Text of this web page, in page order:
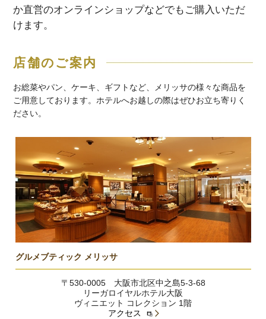
か直営のオンラインショップなどでもご購入いただ
けます。
店舗のご案内
お総菜やパン、ケーキ、ギフトなど、メリッサの様々な商品を
ご用意しております。ホテルへお越しの際はぜひお立ち寄りく
ださい。
グルメブティック メリッサ
〒530-0005 大阪市北区中之島5-3-68
リーガロイヤルホテル大阪
ヴィニエット コレクション 1階
アクセス